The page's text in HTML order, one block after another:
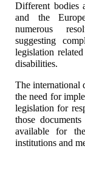
Different bodies
and the
numerous
suggesting
legislation
disabilities.
The international
the need for
legis­lation for
those
available for
institutions and